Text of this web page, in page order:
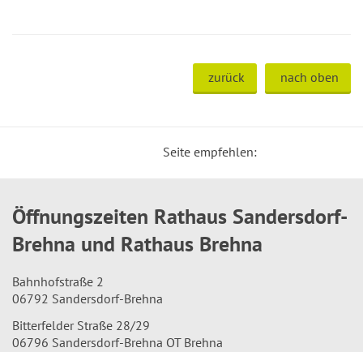
zurück nach oben
Seite empfehlen:
Öffnungszeiten Rathaus Sandersdorf-
Brehna und Rathaus Brehna
Bahnhofstraße 2
06792 Sandersdorf-Brehna
Bitterfelder Straße 28/29
06796 Sandersdorf-Brehna OT Brehna